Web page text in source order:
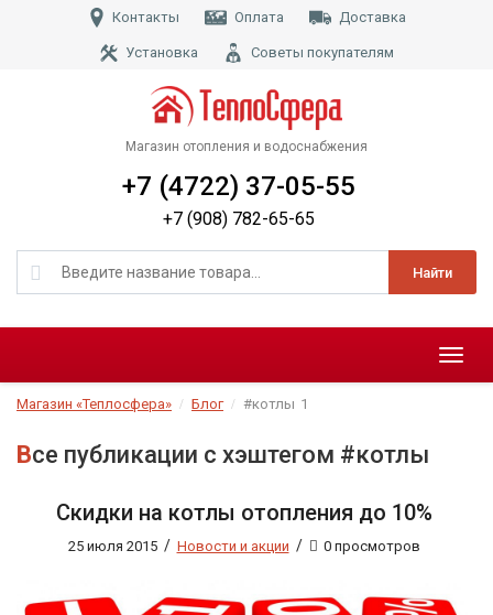
Контакты Оплата Доставка
Установка Советы покупателям
Магазин отопления и водоснабжения
Найти
+7 (4722) 37-05-55
+7 (908) 782-65-65
Меню
Магазин «Теплосфера» Блог #котлы 1
Все публикации с хэштегом #котлы
Скидки на котлы отопления до 10%
25 июля 2015 / Новости и акции / 0 просмотров